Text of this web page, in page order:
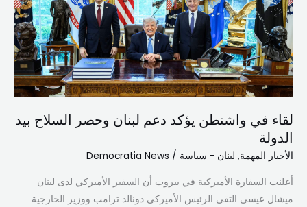
لقاء في واشنطن يؤكد دعم لبنان وحصر السلاح بيد
الدولة
الأخبار المهمة, لبنان - سياسة /
Democratia News
أعلنت السفارة الأميركية في بيروت أن السفير الأميركي لدى لبنان
ميشال عيسى التقى الرئيس الأميركي دونالد ترامب ووزير الخارجية
دعم
لبنان
وحصر
السلاح
بيد